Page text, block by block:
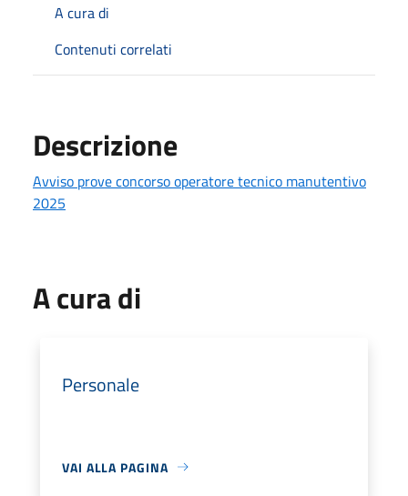
A cura di
Contenuti correlati
Descrizione
Avviso prove concorso operatore tecnico manutentivo
2025
A cura di
Personale
VAI ALLA PAGINA